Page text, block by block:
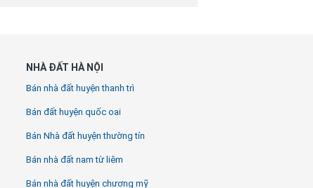
NHÀ ĐẤT HÀ NỘI
Bán nhà đất huyện thanh trì
Bán đất huyện quốc oai
Bán Nhà đất huyện thường tín
Bán nhà đất nam từ liêm
Bán nhà đất huyện chương mỹ